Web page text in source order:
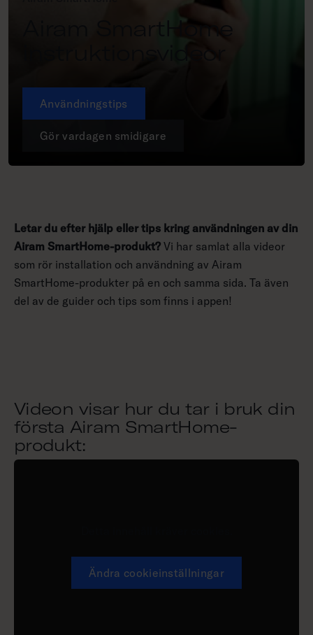
Airam SmartHome
Användningstips
Gör vardagen smidigare
Letar du efter hjälp eller tips kring användningen av din
Airam SmartHome-produkt? Vi har samlat alla videor
som rör installation och användning av Airam
SmartHome-produkter på en och samma sida. Ta även
del av de guider och tips som finns i appen!
Videon visar hur du tar i bruk din
första Airam SmartHome-
produkt:
Ändra cookieinställningar